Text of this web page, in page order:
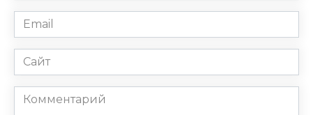
Email
*
Сайт
Комментарий